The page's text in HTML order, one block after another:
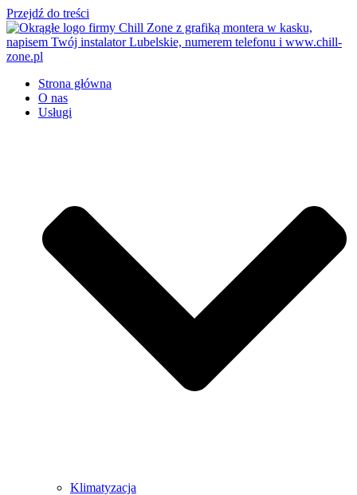
Przejdź do treści
Strona główna
O nas
Usługi
Klimatyzacja